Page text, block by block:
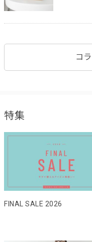
コ
特集
FINAL SALE 2026